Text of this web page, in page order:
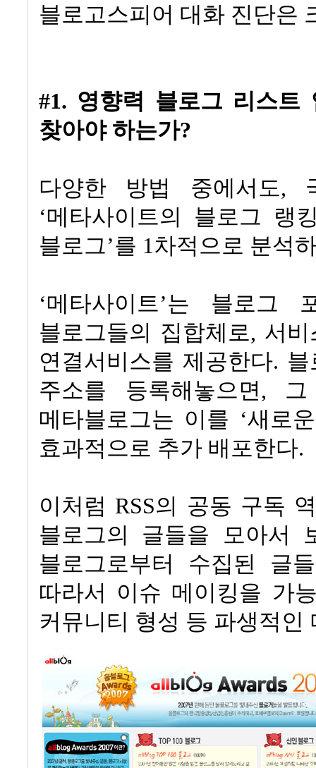
블로고스피어 대화 진단은
#1. 영향력 블로그 리스트
찾아야 하는가?
다양한 방법 중에서도,
‘메타사이트의 블로그 랭
블로그’를 1차적으로 분석
‘메타사이트’는 블로그
블로그들의 집합체로, 서
연결서비스를 제공한다.
주소를 등록해놓으면 ,
메타블로그는 이를 ‘새로
효과적으로 추가 배포한다.
이처럼 RSS의 공동 구독
블로그의 글들을 모아서
블로그로부터 수집된 글
따라서 이슈 메이킹을 가
커뮤니티 형성 등 파생적인